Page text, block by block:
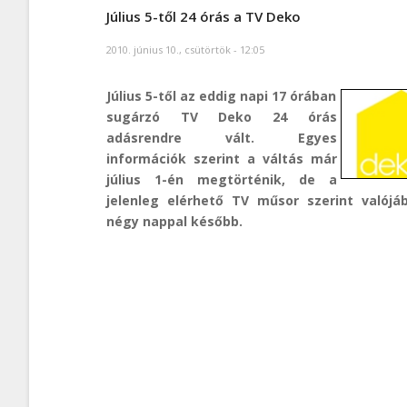
Július 5-től 24 órás a TV Deko
2010. június 10., csütörtök - 12:05
Július 5-től az eddig napi 17 órában
sugárzó TV Deko 24 órás
adásrendre vált. Egyes
információk szerint a váltás már
július 1-én megtörténik, de a
jelenleg elérhető TV műsor szerint
négy nappal később.